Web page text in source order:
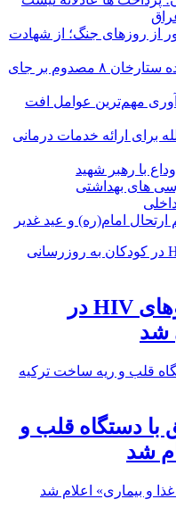
راهنمای مصرف داروهای HIV در
شد
دستگاه قلب و
شد